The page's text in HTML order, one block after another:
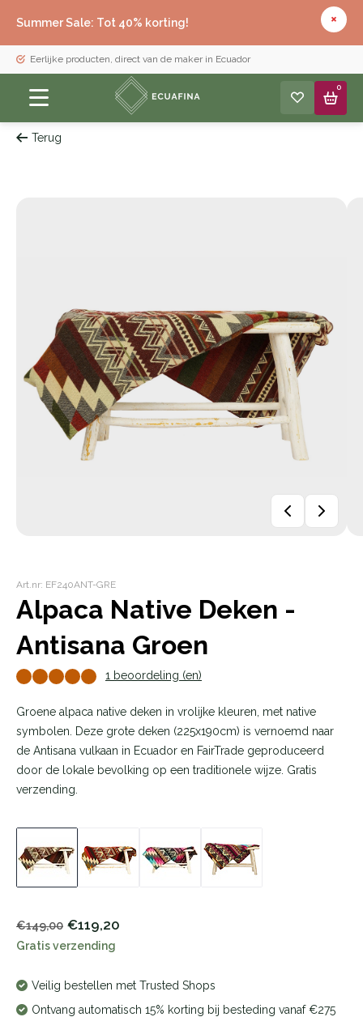
Summer Sale: Tot 40% korting!
Eerlijke producten, direct van de maker in Ecuador
0
Terug
Art.nr: EF240ANT-GRE
Alpaca Native Deken -
Antisana Groen
1 beoordeling (en)
Groene alpaca native deken in vrolijke kleuren, met native
symbolen. Deze grote deken (225x190cm) is vernoemd naar
de Antisana vulkaan in Ecuador en FairTrade geproduceerd
door de lokale bevolking op een traditionele wijze. Gratis
verzending.
€149,00 €119,20
Gratis verzending
Veilig bestellen met Trusted Shops
Ontvang automatisch 15% korting bij besteding vanaf €275